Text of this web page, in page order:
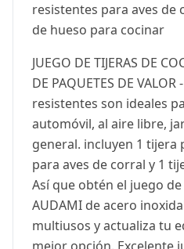
resistentes para aves de
de hueso para cocinar
JUEGO DE TIJERAS DE
DE PAQUETES DE
resistentes son ideales
automóvil, al aire libre,
general. incluyen 1
para aves de corral y 1
Así que obtén el juego
AUDAMI de acero
multiusos y actualiza tu